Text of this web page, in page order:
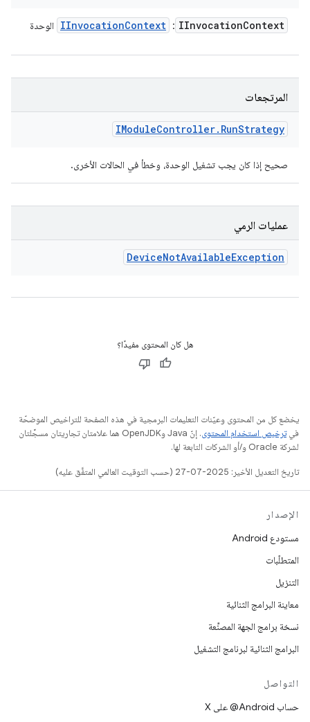
IInvocationContext
:
IInvocationContext الوحدة
المرتجعات
IModuleController. RunStrategy
صحيح إذا كان يجب تشغيل الوحدة، وخطأ في الحالات الأخرى.
عمليات الرمي
DeviceNotAvailableException
هل كان المحتوى مفيدًا؟
يخضع كل من المحتوى وعيّنات التعليمات البرمجية في هذه الصفحة للتراخيص الموضحّة
فيترخيص استخدام المحتوى
. إنّ Java وOpenJDK هما علامتان تجاريتان مسجَّلتان
لشركة Oracle و/أو الشركات التابعة لها.
تاريخ التعديل الأخير: 2025-07-27 (حسب التوقيت العالمي المتفَّق عليه)
الإصدار
مستودع Android
المتطلّبات
التنزيل
معاينة البرامج الثنائية
نسخة برامج الجهة المصنِّعة
البرامج الثنائية لبرنامج التشغيل
التواصل
حساب ‎@Android على X